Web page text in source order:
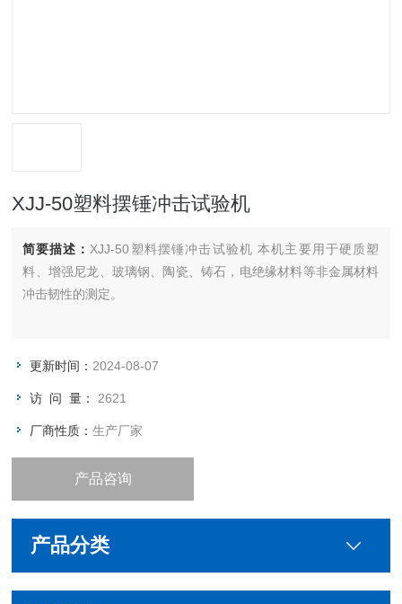
XJJ-50塑料摆锤冲击试验机
简要描述： XJJ-50塑料摆锤冲击试验机 本机主要用于硬质塑
料、增强尼龙、玻璃钢、陶瓷、铸石，电绝缘材料等非金属材料
冲击韧性的测定。
更新时间： 2024-08-07
访 问 量： 2621
厂商性质：生产厂家
产品咨询
产品分类